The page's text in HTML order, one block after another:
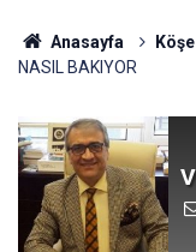
Anasayfa
NASIL BAKIYOR